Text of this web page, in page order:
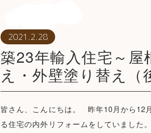
2021.2.28
築23年輸入住宅～屋
え・外壁塗り替え（
皆さん、こんにちは。 昨年10月から12
る住宅の内外リフォームをしていました